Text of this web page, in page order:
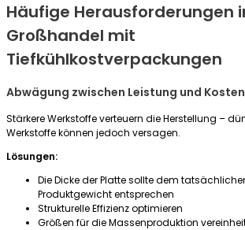
Häufige Herausforderungen
Großhandel mit
Tiefkühlkostverpackungen
Abwägung zwischen Leistung und Kosten
Stärkere Werkstoffe verteuern die Herstellung –
Werkstoffe können jedoch versagen.
Lösungen:
Die Dicke der Platte sollte dem
Produktgewicht entsprechen
Strukturelle Effizienz optimieren
Größen für die Massenproduktion